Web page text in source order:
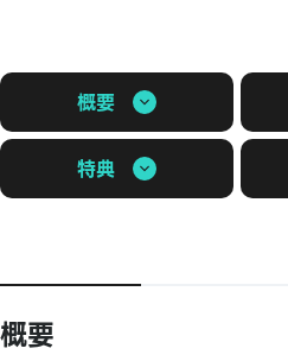
概要
特典
概要